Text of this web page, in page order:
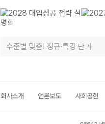
수준별 맞춤! 정규·특강 단과
회사소개 언론보도 사회공헌